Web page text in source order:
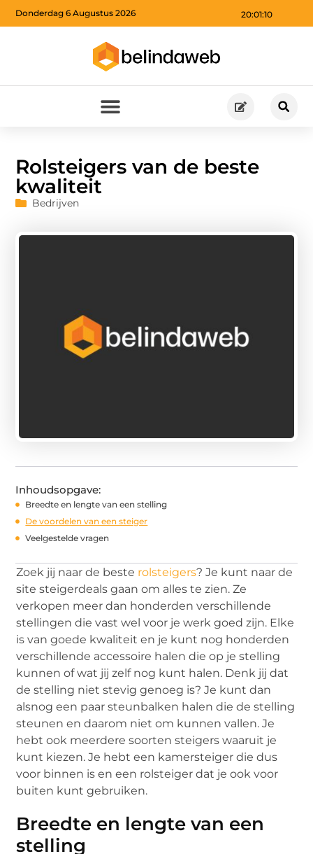
20:01:12
Donderdag 6 Augustus 2026
Rolsteigers van de beste
kwaliteit
Bedrijven
Inhoudsopgave:
Breedte en lengte van een stelling
De voordelen van een steiger
Veelgestelde vragen
Zoek jij naar de beste rolsteigers? Je kunt naar de
site steigerdeals gaan om alles te zien. Ze
verkopen meer dan honderden verschillende
stellingen die vast wel voor je werk goed zijn. Elke
is van goede kwaliteit en je kunt nog honderden
verschillende accessoire halen die op je stelling
kunnen of wat jij zelf nog kunt halen. Denk jij dat
de stelling niet stevig genoeg is? Je kunt dan
alsnog een paar steunbalken halen die de stelling
steunen en daarom niet om kunnen vallen. Je
hebt ook meerdere soorten steigers waaruit je
kunt kiezen. Je hebt een kamersteiger die dus
voor binnen is en een rolsteiger dat je ook voor
buiten kunt gebruiken.
Breedte en lengte van een
stelling